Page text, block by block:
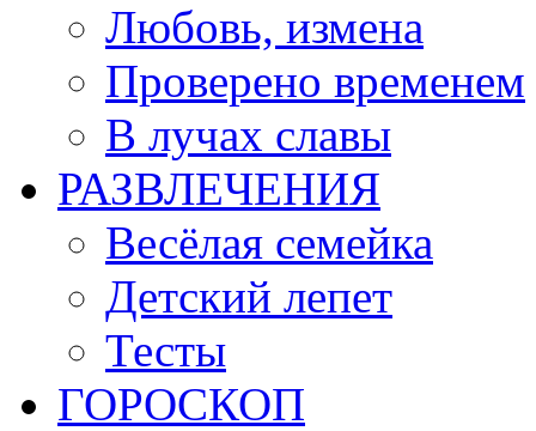
Любовь, измена
Проверено временем
В лучах славы
РАЗВЛЕЧЕНИЯ
Весёлая семейка
Детский лепет
Тесты
ГОРОСКОП